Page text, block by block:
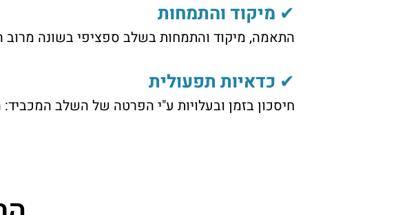
✔ מיקוד והתמחות
התאמה, מיקוד והתמחות בשלב ספציפי בשונה
✔ כדאיות תפעולית
חיסכון בזמן ובעלויות ע"י הפרטה של השלב המכביד: